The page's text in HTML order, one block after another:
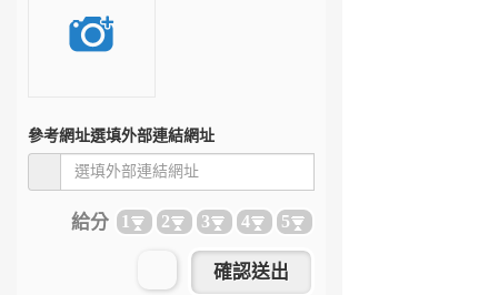
參考網址選填外部連結網址
給分 1 2 3 4 5